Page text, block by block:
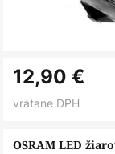
na
začiatok
obrázkov
OSRAM LED
12,90 €
vrátane DPH